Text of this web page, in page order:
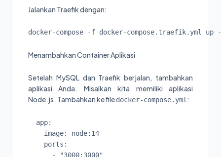
Jalankan Traefik dengan:
docker-compose -f docker-compose.traefik.yml up
Menambahkan Container Aplikasi
Setelah MySQL dan Traefik berjalan, tambahkan
aplikasi Anda. Misalkan kita memiliki aplikasi
Node.js. Tambahkan ke filedocker-compose.yml :
  app:
    image: node:14
    ports:
      - "3000:3000"